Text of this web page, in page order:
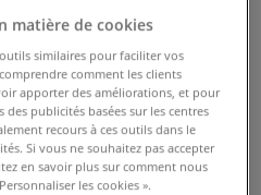
matière de cookies
similaires pour faciliter vos
comment les clients
apporter des améliorations, et pour
publicités basées sur les centres
recours à ces outils dans le
Si vous ne souhaitez pas accepter
en savoir plus sur comment nous
les cookies ».